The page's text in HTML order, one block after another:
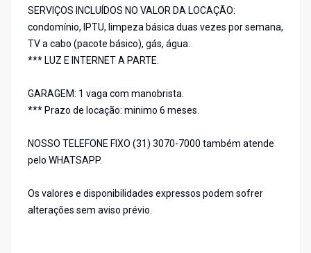
SERVIÇOS INCLUÍDOS NO VALOR DA LOCAÇÃO:
condomínio, IPTU, limpeza básica duas vezes por semana,
TV a cabo (pacote básico), gás, água.
*** LUZ E INTERNET A PARTE.
GARAGEM: 1 vaga com manobrista.
*** Prazo de locação: minimo 6 meses.
NOSSO TELEFONE FIXO (31) 3070-7000 também atende
pelo WHATSAPP.
Os valores e disponibilidades expressos podem sofrer
alterações sem aviso prévio.